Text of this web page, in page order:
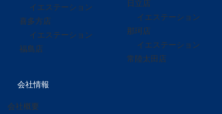
イエステーション
喜多方店
イエステーション
福島店
日立店
イエステーション
那珂店
イエステーション
常陸太田店
会社情報
会社概要